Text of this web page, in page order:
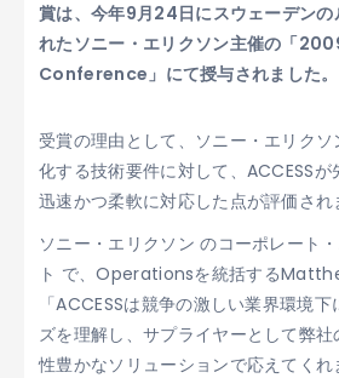
賞は、今年9月24日にスウェーデンの
れたソニー・エリクソン主催の「
Conference」にて授与されました。
受賞の理由として、ソニー・エリク
化する技術要件に対して、ACCESSが
迅速かつ柔軟に対応した点が評価され
ソニー・エリクソン のコーポレート
ト で、Operationsを統括する
「ACCESSは競争の激しい業界環境
ズを理解し、サプライヤーとして弊
性豊かなソリューションで応えてく